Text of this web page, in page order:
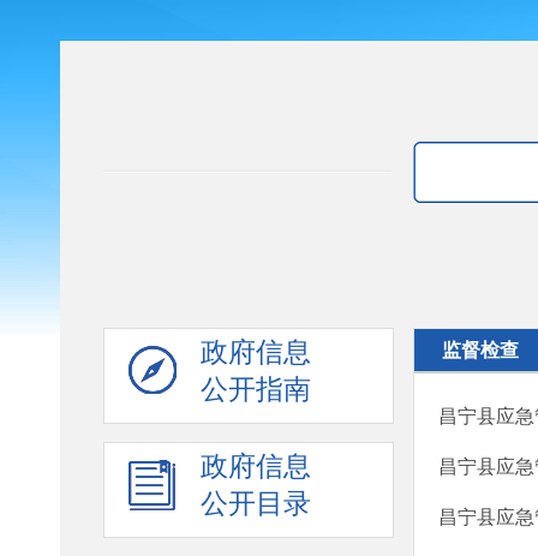
政府信息
公开指南
政府信息
公开目录
监督检查
昌宁县应
昌宁县应
昌宁县应